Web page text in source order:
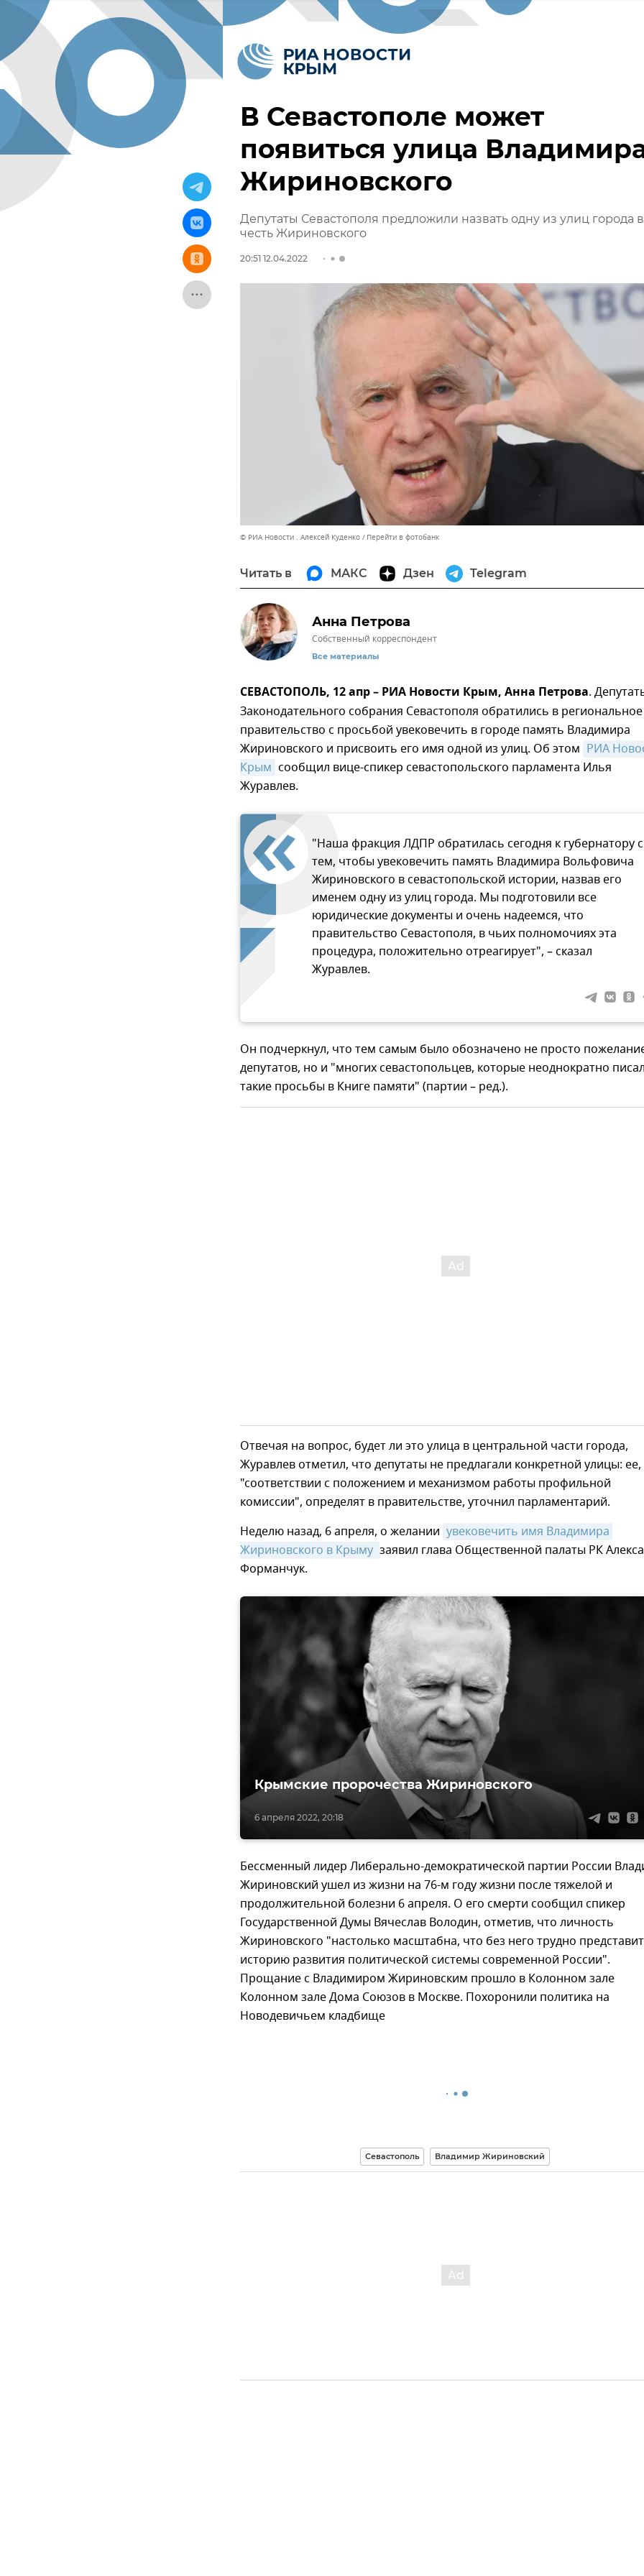
В Севастополе может
появиться улица
Жириновского
Депутаты Севастополя предложили назвать одну из улиц города в
честь Жириновского
20:51 12.04.2022
© РИА Новости . Алексей Куденко Перейти в фотобанк
Читать в МАКС Дзен Telegram
Анна Петрова
Собственный корреспондент
Все материалы
СЕВАСТОПОЛЬ, 12 апр – РИА Новости Крым, Анна Петрова.
Законодательного собрания Севастополя обратились в региональное
правительство с просьбой увековечить в городе память Владимира
Жириновского и присвоить его имя одной из улиц. Об этом РИА
Крым сообщил вице-спикер севастопольского парламента Илья
Журавлев.
"Наша фракция ЛДПР обратилась сегодня к губернатору с
тем, чтобы увековечить память Владимира Вольфовича
Жириновского в севастопольской истории, назвав его
именем одну из улиц города. Мы подготовили все
юридические документы и очень надеемся, что
правительство Севастополя, в чьих полномочиях эта
процедура, положительно отреагирует", – сказал
Журавлев.
Он подчеркнул, что тем самым было обозначено не просто
депутатов, но и "многих севастопольцев, которые неоднократно
такие просьбы в Книге памяти" (партии – ред.).
Отвечая на вопрос, будет ли это улица в центральной части города,
Журавлев отметил, что депутаты не предлагали конкретной улицы: ее,
"соответствии с положением и механизмом работы профильной
комиссии", определят в правительстве, уточнил парламентарий.
Неделю назад, 6 апреля, о желании увековечить имя Владимира
Жириновского в Крыму заявил глава Общественной палаты РК
Форманчук.
6 апреля 2022, 20:18
Крымские пророчества Жириновского
Бессменный лидер Либерально-демократической партии России
Жириновский ушел из жизни на 76-м году жизни после тяжелой и
продолжительной болезни 6 апреля. О его смерти сообщил спикер
Государственной Думы Вячеслав Володин, отметив, что личность
Жириновского "настолько масштабна, что без него трудно
историю развития политической системы современной России".
Прощание с Владимиром Жириновским прошло в Колонном зале
Колонном зале Дома Союзов в Москве. Похоронили политика на
Новодевичьем кладбище
Севастополь Владимир Жириновский